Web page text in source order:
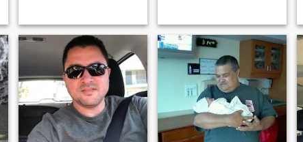
gusta relajarme los fines de
semana. Paso mi tiempo
extra disfrutando de cocinar
en mi parrilla al aire libre,
escapadas de fin de
semana, ir a conciertos y
trabajar en mi jardín. Soy
una buena oyente, dispuesta
a escuchar y dispuesta a
compartir. Busco lo mismo en
una mujer hermosa e
inteligente. También me alojo
cosas maravillosas
Sigamos adelante y
hagamos de 2022 un gran
año. Planeo casarme este
año, así que por favor esté
disponible para mudarse
aquí y construir un hogar y
una familia. Si realmente
deseas tener un gran hogar
y disfrutar de momentos
maravillosos, por favor ven
conmigo y hagamos planes.